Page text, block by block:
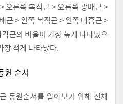
오른쪽 복직근 > 오른쪽 광배근 >
근 > 왼쪽 복직근 > 왼쪽 대흉근 >
근의 비율이 가장 높게 나타났으
장 적게 나타났다.
원 순서
동원순서를 알아보기 위해 전체